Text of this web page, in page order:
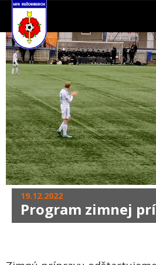
19.12.2022
Program zimnej